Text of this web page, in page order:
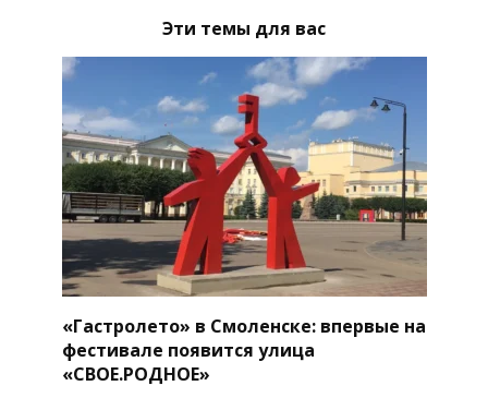
Эти темы для вас
«Гастролето» в Смоленске: впервые на
фестивале появится улица
«СВОЕ.РОДНОЕ»